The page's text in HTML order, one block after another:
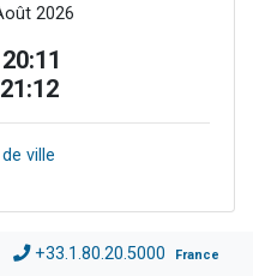
2026
20:11
21:12
ville
+33.1.80.20.5000 France